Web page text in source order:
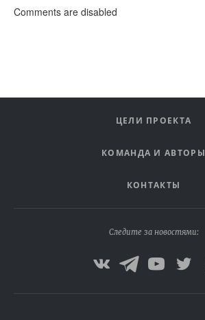
Comments are disabled
ЦЕЛИ ПРОЕКТА
КОМАНДА И АВТОРЫ
КОНТАКТЫ
Следите за новостями: